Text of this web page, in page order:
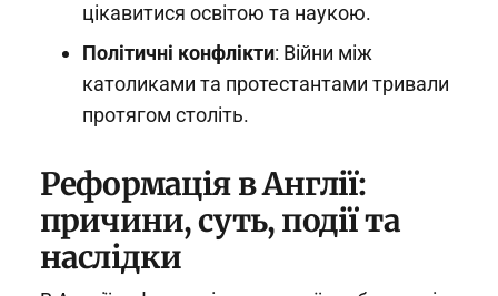
цікавитися освітою та наукою.
Політичні конфлікти: Війни між
католиками та протестантами тривали
протягом століть.
Реформація в Англії:
причини, суть, події та
наслідки